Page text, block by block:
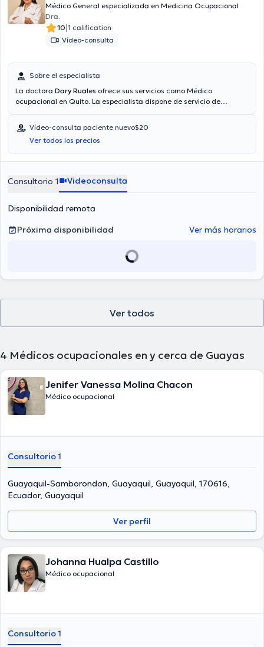
Médico General especializada en Medicina Ocupacional
Dra.
10|1 calification
Vídeo-consulta
Sobre el especialista
La doctora Dary Ruales ofrece sus servicios como Médico
ocupacional en Quito. La especialista dispone de servicio de
reembolso con cualquier aseguradora son aceptadas. El precio de
la consulta con la médico Dary Ruales es de $20.
Vídeo-consulta paciente nuevo$20
Ver todos los precios
Consultorio 1 Videoconsulta
Disponibilidad remota
Próxima disponibilidad
Ver más horarios
Ver todos
4 Médicos ocupacionales en y cerca de Guayas
Jenifer Vanessa Molina Chacon
Médico ocupacional
Consultorio 1
Guayaquil-Samborondon, Guayaquil, Guayaquil, 170616,
Ecuador, Guayaquil
Ver perfil
Johanna Hualpa Castillo
Médico ocupacional
Consultorio 1